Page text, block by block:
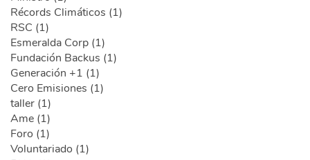
Récords Climáticos (1)
RSC (1)
Esmeralda Corp (1)
Fundación Backus (1)
Generación +1 (1)
Cero Emisiones (1)
taller (1)
Ame (1)
Foro (1)
Voluntariado (1)